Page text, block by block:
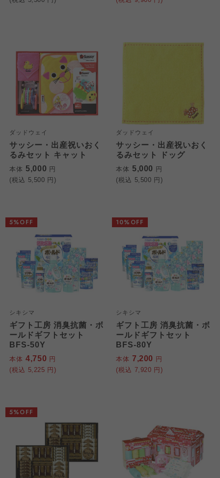
ダッドウェイ
サッシー・出産祝いおく
るみセット キャット
本体 5,000 円
(税込 5,500 円)
ダッドウェイ
サッシー・出産祝いおく
るみセット ドッグ
本体 5,000 円
(税込 5,500 円)
シキシマ
ギフト工房 消臭抗菌・ボ
ールドギフトセット
BFS-50Y
本体 4,750 円
(税込 5,225 円)
5%OFF
シキシマ
ギフト工房 消臭抗菌・ボ
ールドギフトセット
BFS-80Y
本体 7,200 円
(税込 7,920 円)
10%OFF
5%OFF